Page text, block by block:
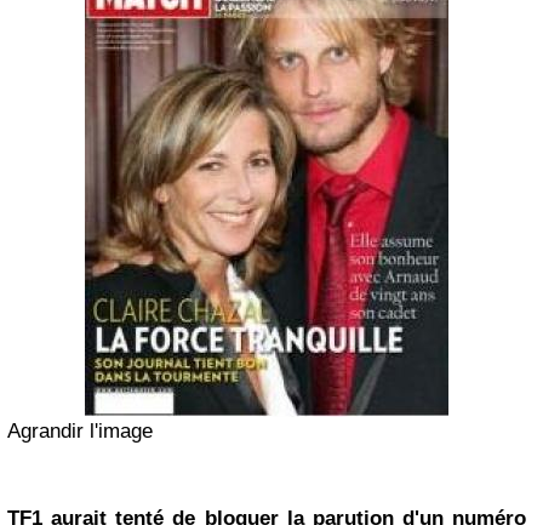
Agrandir l'image
TF1 aurait tenté de bloquer la parution d'un numéro